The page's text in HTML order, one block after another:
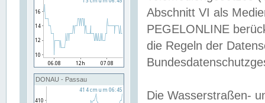
DONAU - Passau
Abschnitt VI als
PEGELONLINE
die Regeln der
Die Wasserstraßen-